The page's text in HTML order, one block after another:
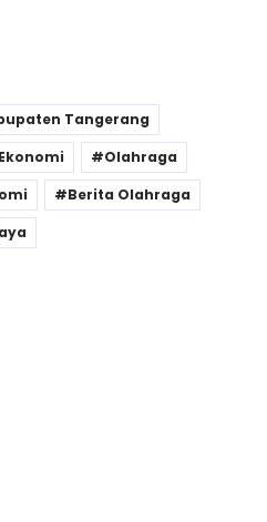
Tangerang
Ekonomi
Olahraga
Berita Olahraga